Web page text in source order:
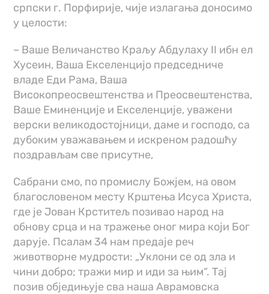
српски г. Порфирије, чије излагања доносимо
у целости:
– Ваше Величанство Краљу Абдулаху II ибн ел
Хусеин, Ваша Екселенцијо председниче
владе Еди Рама, Ваша
Високопреосвештенства и Преосвештенства,
Ваше Еминенције и Екселенције, уважени
верски великодостојници, даме и господо, са
дубоким уважавањем и искреном радошћу
поздрављам све присутне,
Сабрани смо, по промислу Божјем, на овом
благословеном месту Крштења Исуса Христа,
где је Јован Крститељ позивао народ на
обнову срца и на тражење оног мира који Бог
дарује. Псалам 34 нам предаје реч
животворне мудрости: „Уклони се од зла и
чини добро; тражи мир и иди за њим“. Тај
позив обједињује сва наша Аврамовска